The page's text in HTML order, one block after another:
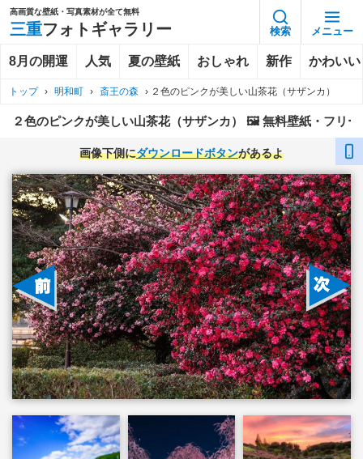
高画質な壁紙・写真素材が全て無料
三重フォトギャラリー 検索 メニュー
8月の開運 人気 夏の壁紙 おしゃれ 新作 かわいい
トップ › 明和町 › 斎王の森 › ２色のピンクが美しい山茶花（サザンカ）
２色のピンクが美しい山茶花（サザンカ） 🖼️ 無料壁紙・フリー
画像下側にダウンロードボタンがあるよ